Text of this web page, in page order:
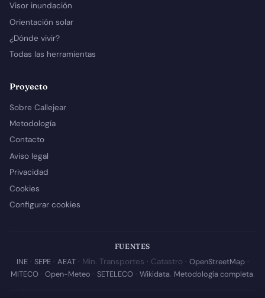
Visor inundación
Orientación solar
¿Dónde vivir?
Todas las herramientas
Proyecto
Sobre Callejear
Metodología
Contacto
Aviso legal
Privacidad
Cookies
Configurar cookies
FUENTES
INE· SEPE· AEAT· Min. Transportes · Catastro · OpenStreetMap·
MITECO· Open-Meteo · SETELECO· Wikidata. Metodología completa.